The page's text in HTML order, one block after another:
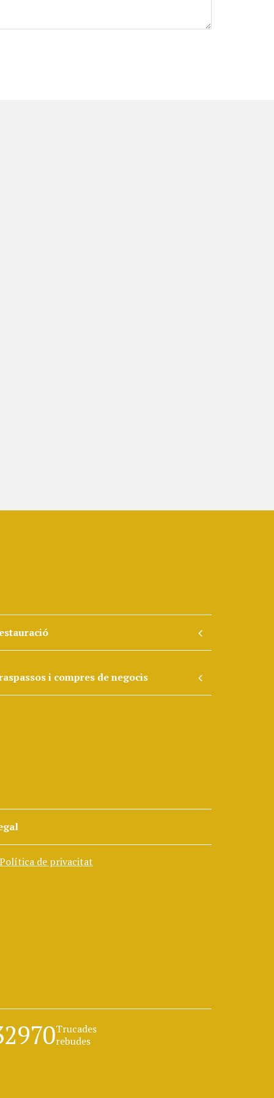
i compres de negocis
Política de privacitat
Trucades
rebudes